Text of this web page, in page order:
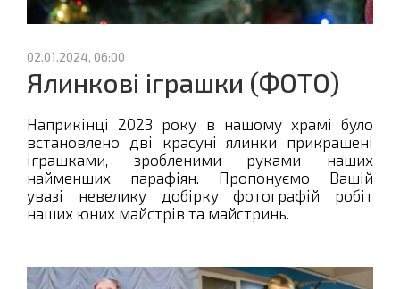
02.01.2024, 06:00
Ялинкові іграшки (ФОТО)
Наприкінці 2023 року в нашому храмі було
встановлено дві красуні ялинки прикрашені
іграшками, зробленими руками наших
найменших парафіян. Пропонуємо Вашій
увазі невелику добірку фотографій робіт
наших юних майстрів та майстринь.